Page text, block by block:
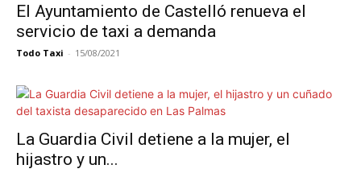
El Ayuntamiento de Castelló renueva el
servicio de taxi a demanda
Todo Taxi - 15/08/2021
La Guardia Civil detiene a la mujer, el
hijastro y un...